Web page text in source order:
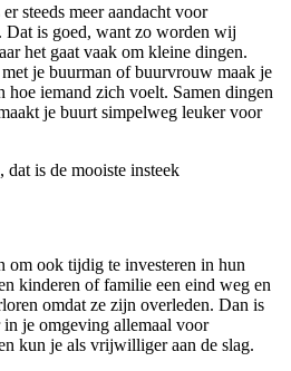
steeds meer aandacht voor
Dat is goed, want zo worden wij
het gaat vaak om kleine dingen.
je buurman of buurvrouw maak je
hoe iemand zich voelt. Samen dingen
je buurt simpelweg leuker voor
dat is de mooiste insteek
om ook tijdig te investeren in hun
kinderen of familie een eind weg en
omdat ze zijn overleden. Dan is
je omgeving allemaal voor
kun je als vrijwilliger aan de slag.